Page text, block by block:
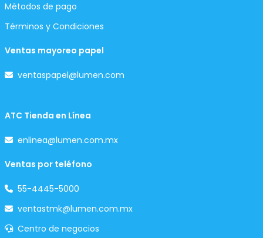
Métodos de pago
Términos y Condiciones
Ventas mayoreo papel
ventaspapel@lumen.com
ATC Tienda en Línea
enlinea@lumen.com.mx
Ventas por teléfono
55-4445-5000
ventastmk@lumen.com.mx
Centro de negocios